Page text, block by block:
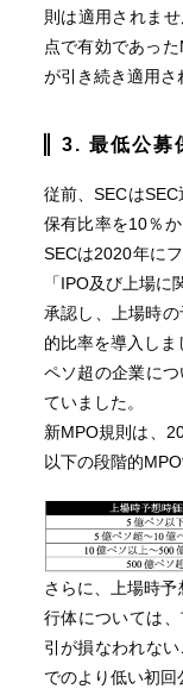
則は適用されま
点で有効であっ
が引き続き適用さ
3. 最低公募
従前、SECは
保有比率を10％
SECは2020年に
「IPO及び上場
承認し、上場時
的比率を導入し
ペソ超の企業に
ていました。
新MPO規則は、
以下の段階的
さらに、上場時
行体については
引が損なわれな
でのより低い初回